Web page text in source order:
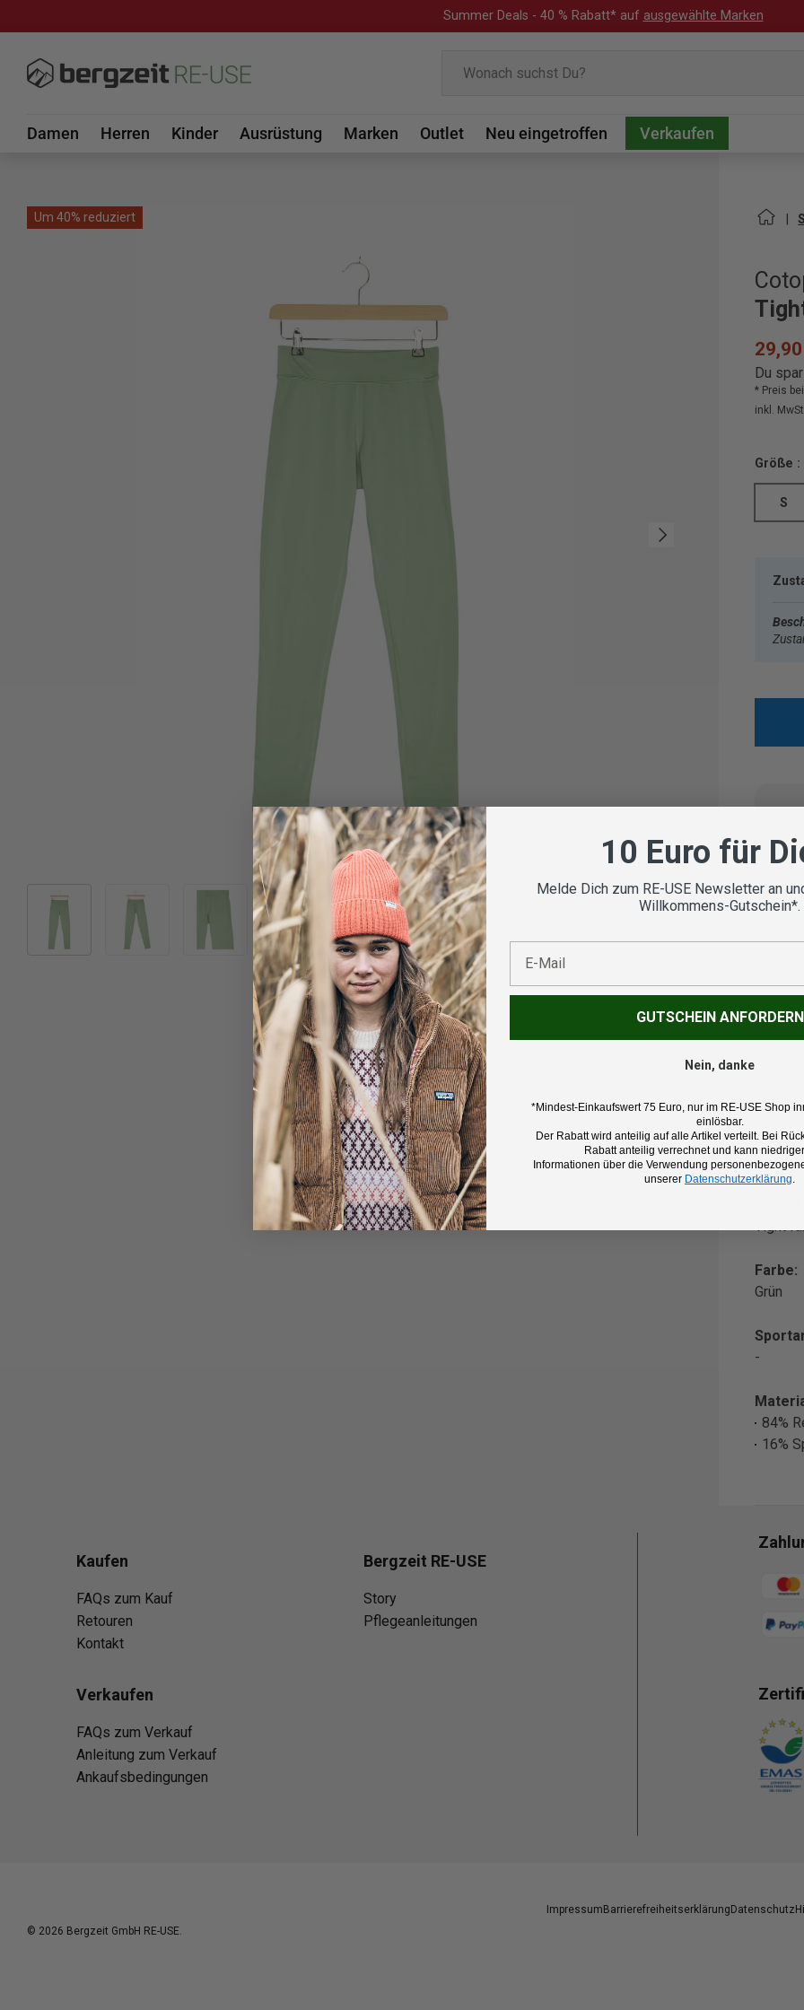
Summer Deals - 40 % Rabatt* auf ausgewählte Marken
Damen Herren Kinder Ausrüstung Marken Outlet Neu eingetroffen Verkaufen
Um 40% reduziert
Nächste
Bild 2 in Galerieansicht laden
Bild 3 in Galerieansicht laden
Du
* Preis
inkl.
Größe :
S
Marke:
Tight
Farbe:
Grün
-
84%
16%
Kaufen
FAQs zum Kauf
Retouren
Kontakt
Bergzeit RE-USE
Story
Pflegeanleitungen
Verkaufen
FAQs zum Verkauf
Anleitung zum Verkauf
Ankaufsbedingungen
Impressum Barrierefreiheitserklärung Datenschutz
© 2026 Bergzeit GmbH RE-USE.
10 Euro für
Melde Dich zum RE-USE Newsletter an
Willkommens-Gutschein*.
GUTSCHEIN ANFORDERN
Nein, danke
*Mindest-Einkaufswert 75 Euro, nur im RE-USE Shop
einlösbar.
Der Rabatt wird anteilig auf alle Artikel verteilt. Bei
Rabatt anteilig verrechnet und kann
Informationen über die Verwendung
unserer Datenschutzerklärung